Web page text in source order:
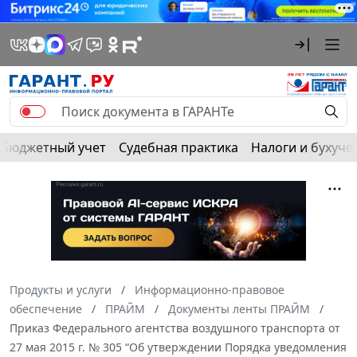
Бюджетный учет Судебная практика Налоги и
Продукты и услуги
Информационно-правовое
обеспечение
ПРАЙМ
Документы ленты ПРАЙМ
Приказ Федерального агентства воздушного транспорта от
27 мая 2015 г. № 305 “Об утверждении Порядка уведомления